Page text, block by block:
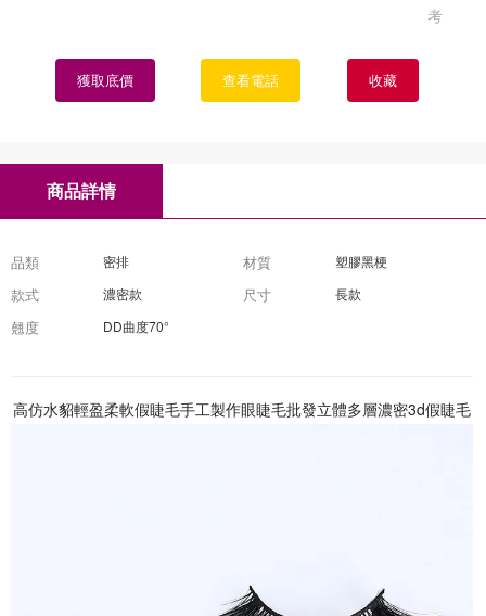
考
獲取底價 查看電話 收藏
商品詳情
品類 密排 材質 塑膠黑梗
款式 濃密款 尺寸 長款
翹度 DD曲度70°
高仿水貂輕盈柔軟假睫毛手工製作眼睫毛批發立體多層濃密3d假睫毛